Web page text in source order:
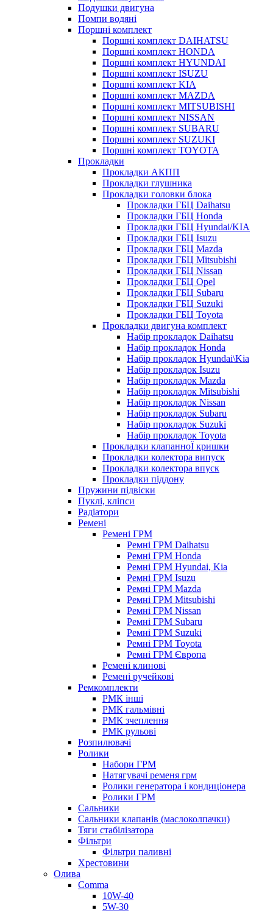
Подушки двигуна
Помпи водяні
Поршні комплект
Поршні комплект DAIHATSU
Поршні комплект HONDA
Поршні комплект HYUNDAI
Поршні комплект ISUZU
Поршні комплект KIA
Поршні комплект MAZDA
Поршні комплект MITSUBISHI
Поршні комплект NISSAN
Поршні комплект SUBARU
Поршні комплект SUZUKI
Поршні комплект TOYOTA
Прокладки
Прокладки АКПП
Прокладки глушника
Прокладки головки блока
Прокладки ГБЦ Daihatsu
Прокладки ГБЦ Honda
Прокладки ГБЦ Hyundai/KIA
Прокладки ГБЦ Isuzu
Прокладки ГБЦ Mazda
Прокладки ГБЦ Mitsubishi
Прокладки ГБЦ Nissan
Прокладки ГБЦ Opel
Прокладки ГБЦ Subaru
Прокладки ГБЦ Suzuki
Прокладки ГБЦ Toyota
Прокладки двигуна комплект
Набір прокладок Daihatsu
Набір прокладок Honda
Набір прокладок Hyundai\Kia
Набір прокладок Isuzu
Набір прокладок Mazda
Набір прокладок Mitsubishi
Набір прокладок Nissan
Набір прокладок Subaru
Набір прокладок Suzuki
Набір прокладок Toyota
Прокладки клапанноЇ кришки
Прокладки колектора випуск
Прокладки колектора впуск
Прокладки піддону
Пружини підвіски
Пуклі, кліпси
Радіатори
Ремені
Ремені ГРМ
Ремні ГРМ Daihatsu
Ремні ГРМ Honda
Ремні ГРМ Hyundai, Kia
Ремні ГРМ Isuzu
Ремні ГРМ Mazda
Ремні ГРМ Mitsubishi
Ремні ГРМ Nissan
Ремні ГРМ Subaru
Ремні ГРМ Suzuki
Ремні ГРМ Toyota
Ремні ГРМ Європа
Ремені клинові
Ремені ручейкові
Ремкомплекти
РМК інші
РМК гальмівні
РМК зчеплення
РМК рульові
Розпилювачі
Ролики
Набори ГРМ
Натягувачі ременя грм
Ролики генератора і кондиціонера
Ролики ГРМ
Сальники
Сальники клапанів (маслоколпачки)
Тяги стабілізатора
Фільтри
Фільтри паливні
Хрестовини
Олива
Comma
10W-40
5W-30